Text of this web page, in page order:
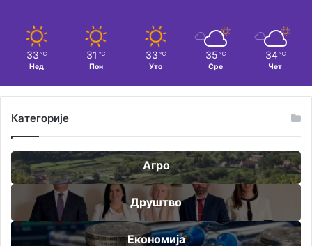
33 ℃
Нед
31 ℃
Пон
33 ℃
Уто
35 ℃
Сре
34 ℃
Чет
Категорије
Агро
Друштво
Економија